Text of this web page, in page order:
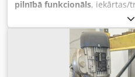
pilnībā funkcionāls, iekārtas/
, produkta platums
spriegums:400 V, SWAH
automatizēta ražošanas
izgatavošanai. SWAH LCP-01
paredzēta, lai maksimāli